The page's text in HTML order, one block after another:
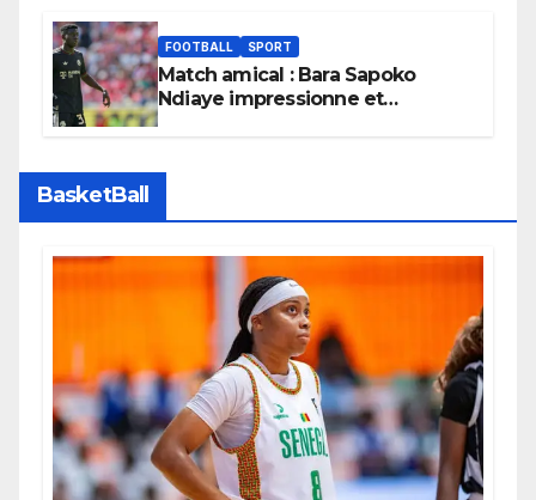
FOOTBALL SPORT
Match amical : Bara Sapoko
Ndiaye impressionne et
BasketBall